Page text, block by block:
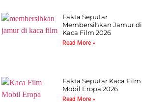
Fakta Seputar
Membersihkan Jamur di
Kaca Film 2026
Read More »
Fakta Seputar Kaca Film
Mobil Eropa 2026
Read More »